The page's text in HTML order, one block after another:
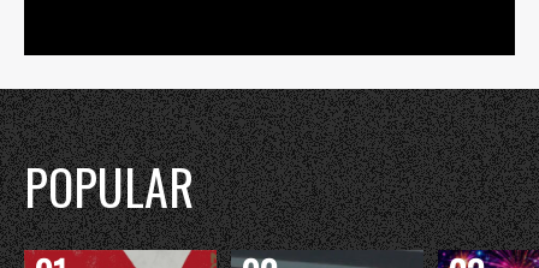
POPULAR